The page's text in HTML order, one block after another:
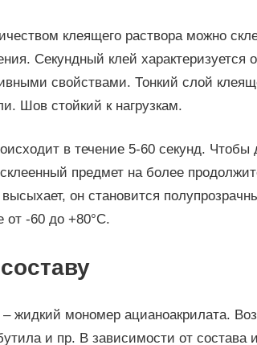
клеящего раствора можно
Секундный клей характеризуется
свойствами. Тонкий слой
Шов стойкий к нагрузкам.
в течение 5-60 секунд. Чтобы
предмет на более
он становится
от -60 до +80°С.
– жидкий мономер ацианоакрилата.
и пр. В зависимости от состава